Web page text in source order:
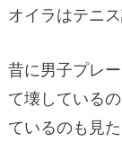
オイラはテニ
昔に男子プレ
て壊している
ているのも見た